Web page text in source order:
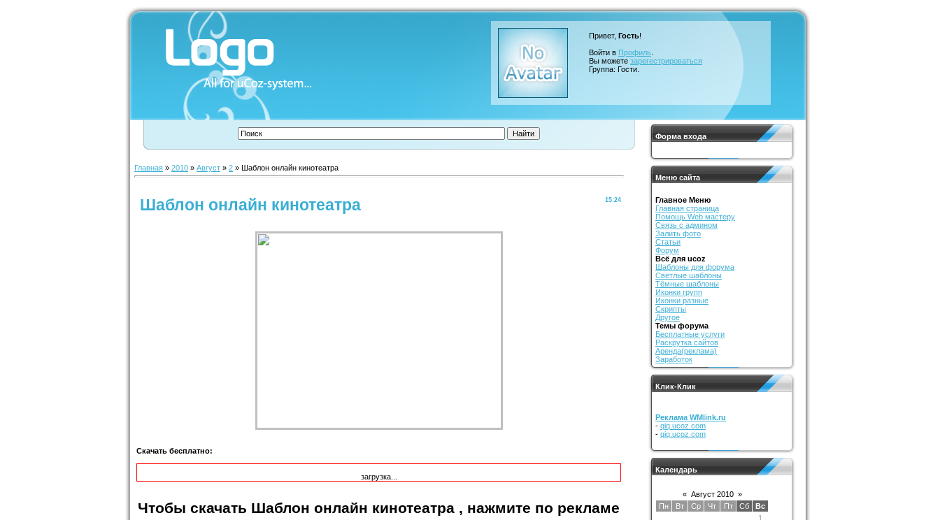
Привет, Гость!
Войти в Профиль
Вы можете зарегестрироваться
Группа: Гости.
Форма входа
Меню сайта
Главное Меню
Главная страница
Помощь Web мастеру
Связь с админом
Залить фото
Статьи
Форум
Всё для ucoz
Шаблоны для форума
Светлые шаблоны
Тёмные шаблоны
Иконки групп
Иконки разные
Скрипты
Другое
Темы форума
Бесплатные услуги
Раскрутка сайтов
Аренда(реклама)
Заработок
Клик-Клик
Реклама WMlink.ru
- qiq.ucoz.com
- qiq.ucoz.com
Календарь
« Август 2010 »
Пн
Вт Ср Чт Пт Сб
Вс
1
Главная » 2010 » Август » 2 » Шаблон онлайн кинотеатра
15:24
Шаблон онлайн кинотеатра
Скачать бесплатно:
загрузка...
Чтобы скачать Шаблон онлайн кинотеатра , нажмите по рекламе